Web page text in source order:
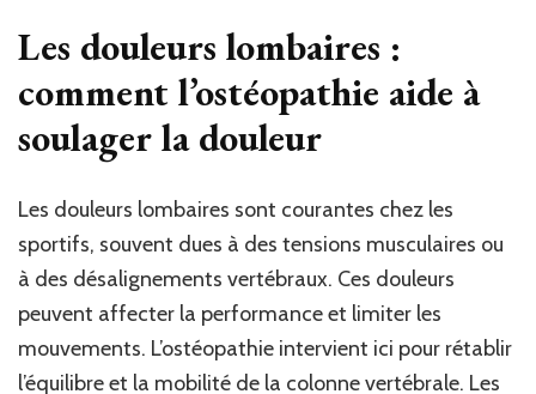
Les douleurs lombaires :
comment l’ostéopathie aide à
soulager la douleur
Les douleurs lombaires sont courantes chez les
sportifs, souvent dues à des tensions musculaires ou
à des désalignements vertébraux. Ces douleurs
peuvent affecter la performance et limiter les
mouvements. L’ostéopathie intervient ici pour rétablir
l’équilibre et la mobilité de la colonne vertébrale. Les